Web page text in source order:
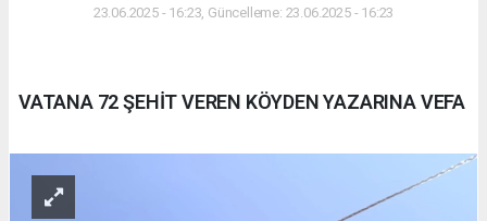
23.06.2025 - 16:23, Güncelleme: 23.06.2025 - 16:23
VATANA 72 ŞEHİT VEREN KÖYDEN YAZARINA VEFA